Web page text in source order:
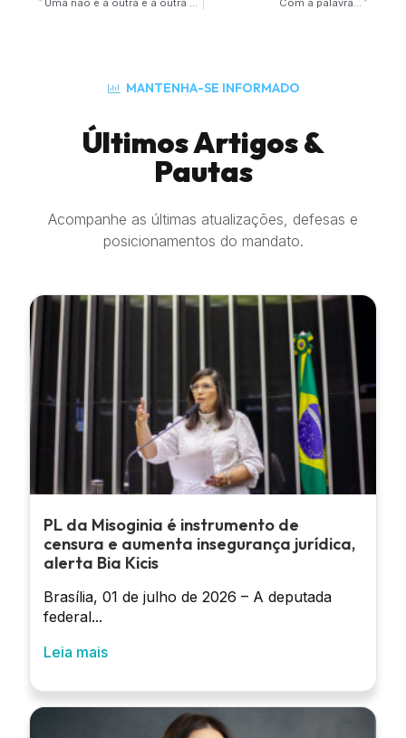
Uma não é a outra e a outra não é a uma?! Com a palavra…
MANTENHA-SE INFORMADO
Últimos Artigos &
Pautas
Acompanhe as últimas atualizações, defesas e
posicionamentos do mandato.
PL da Misoginia é instrumento de
censura e aumenta insegurança jurídica,
alerta Bia Kicis
Brasília, 01 de julho de 2026 – A deputada
federal...
Leia mais